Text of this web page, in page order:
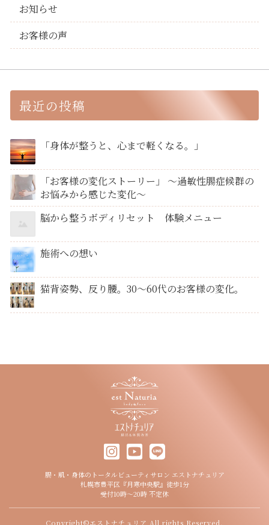
お知らせ
お客様の声
最近の投稿
「身体が整うと、心まで軽くなる。」
「お客様の変化ストーリー」 ～過敏性腸症候群の
お悩みから感じた変化～
脳から整うボディリセット 体験メニュー
施術への想い
猫背姿勢、反り腰。30〜60代のお客様の変化。
腸・肌・身体のトータルビューティサロン エストナチュリア
札幌市豊平区『月寒中央駅』徒歩1分
受付10時～20時 不定休
Copyright©エストナチュリア All rights Reserved.